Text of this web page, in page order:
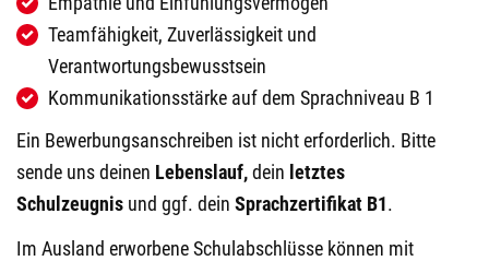
Teamfähigkeit, Zuverlässigkeit und
Verantwortungsbewusstsein
Kommunikationsstärke auf dem Sprachniveau B 1
Ein Bewerbungsanschreiben ist nicht erforderlich. Bitte
sende uns deinen Lebenslauf,dein letztes
Schulzeugnis und ggf. dein Sprachzertifikat B1.
Im Ausland erworbene Schulabschlüsse können mit